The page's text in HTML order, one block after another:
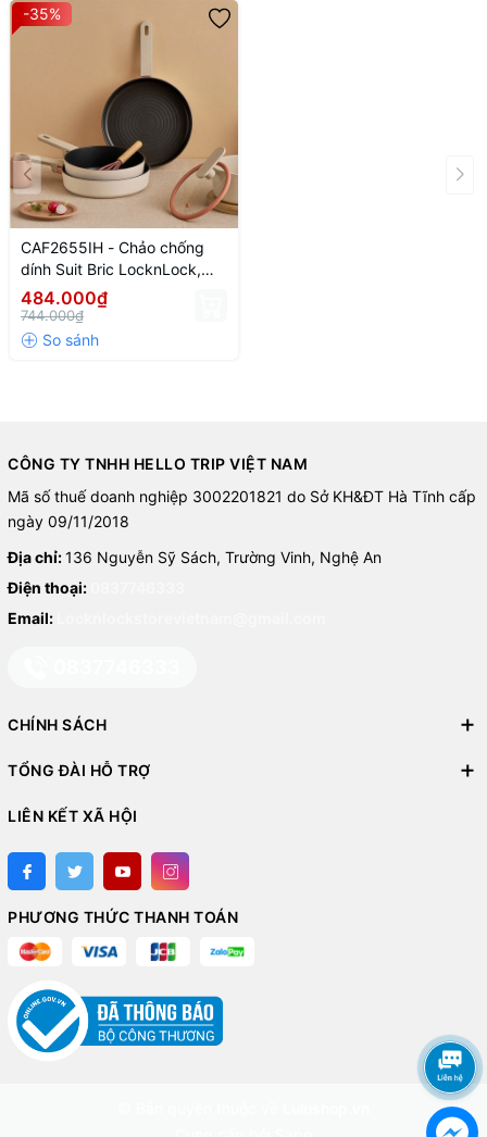
-35%
CAF2655IH - Chảo chống
dính Suit Bric LocknLock,
bằng nhôm, 26 cm- màu ngà
484.000₫
744.000₫
CÔNG TY TNHH HELLO TRIP VIỆT NAM
Mã số thuế doanh nghiệp 3002201821 do Sở KH&ĐT Hà Tĩnh cấp
ngày 09/11/2018
Địa chỉ:136 Nguyễn Sỹ Sách, Trường Vinh, Nghệ An
Điện thoại:
Email:
CHÍNH SÁCH
TỔNG ĐÀI HỖ TRỢ
LIÊN KẾT XÃ HỘI
PHƯƠNG THỨC THANH TOÁN